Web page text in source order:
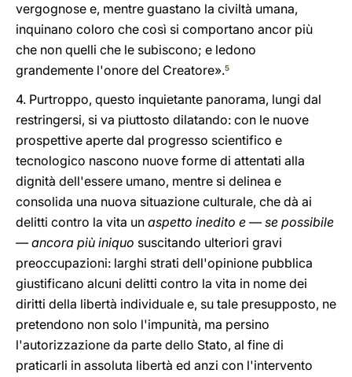
vergognose e, mentre guastano la civiltà umana,
inquinano coloro che così si comportano ancor più
che non quelli che le subiscono; e ledono
grandemente l'onore del Creatore».5
4. Purtroppo, questo inquietante panorama, lungi dal
restringersi, si va piuttosto dilatando: con le nuove
prospettive aperte dal progresso scientifico e
tecnologico nascono nuove forme di attentati alla
dignità dell'essere umano, mentre si delinea e
consolida una nuova situazione culturale, che dà ai
delitti contro la vita un aspetto inedito e — se possibile
— ancora più iniquo suscitando ulteriori gravi
preoccupazioni: larghi strati dell'opinione pubblica
giustificano alcuni delitti contro la vita in nome dei
diritti della libertà individuale e, su tale presupposto, ne
pretendono non solo l'impunità, ma persino
l'autorizzazione da parte dello Stato, al fine di
praticarli in assoluta libertà ed anzi con l'intervento